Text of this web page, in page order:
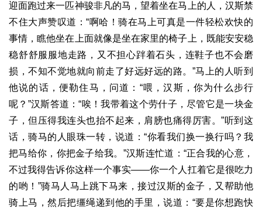
迎面跑过来一匹神骏非凡的马，望着坐在马上的人，汉斯禁
不住大声赞叹道：“啊哈！骑在马上可真是一件轻松欢快的
事情，瞧他坐在上面就像是坐在家里的椅子上，既能安安稳
稳舒舒服服地走路，又不担心跘着石头，连鞋子也不会磨
损，不知不觉地就向前走了好远好远的路。”马上的人听到
他说的话，便勒住马，问道：“喂，汉斯，你为什么步行
呢？”汉斯答道：“唉！我带着这个劳什子，尽管它是一块金
子，但压得我连头也抬不起来，肩膀也痛得厉害。”听到这
话，骑马的人眼珠一转，说道：“你看我们换一换行吗？我
把马给你，你把金子给我。”汉斯连忙道：“正合我的心意，
不过我得告诉你这样一个事实——你一个人扛着它是很吃力
的哟！”骑马人马上跳下马来，接过汉斯的金子，又帮助他
骑上马，然后把缰绳递到他的手里，说道：“要是你想跑快